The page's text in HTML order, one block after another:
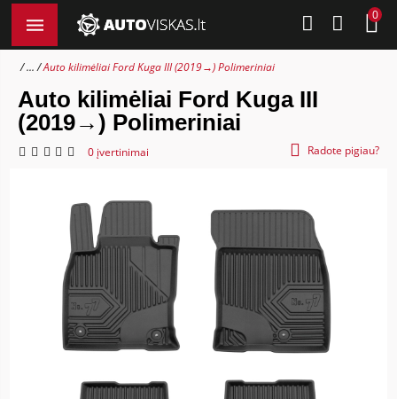
0
... Auto kilimėliai Ford Kuga III (2019→) Polimeriniai
Auto kilimėliai Ford Kuga III
(2019→) Polimeriniai
0 įvertinimai Radote pigiau?